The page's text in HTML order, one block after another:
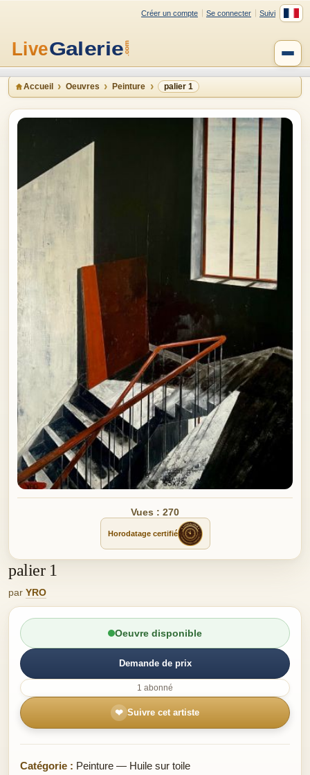
Créer un compte Se connecter Suivi
Accueil Oeuvres Peinture palier 1
Vues : 270
Horodatage certifié
palier 1
par YRO
Oeuvre disponible
Demande de prix
1 abonné
❤ Suivre cet artiste
Catégorie : Peinture — Huile sur toile